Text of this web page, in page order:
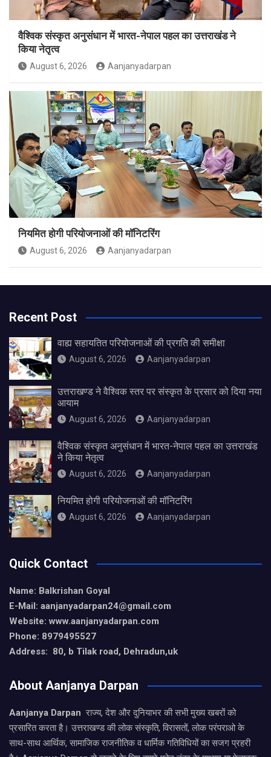
वैश्विक संस्कृत अनुसंधान में भारत-नेपाल पहल का उत्तराखंड ने
किया नेतृत्व
August 6, 2026 Aanjanyadarpan
नियमित होगी परियोजनाओं की मॉनिटरिंग
August 6, 2026 Aanjanyadarpan
Recent Post
वाह्य सहायतित परियोजनाओं की प्रगति की समीक्षा
August 6, 2026 Aanjanyadarpan
उत्तराखण्ड ने वैश्विक स्तर पर संस्कृत के प्रसार को दिया नया
आयाम
August 6, 2026 Aanjanyadarpan
वैश्विक संस्कृत अनुसंधान में भारत-नेपाल पहल का उत्तराखंड
ने किया नेतृत्व
August 6, 2026 Aanjanyadarpan
नियमित होगी परियोजनाओं की मॉनिटरिंग
August 6, 2026 Aanjanyadarpan
Quick Contact
Name: Balkrishan Goyal
E-Mail: aanjanyadarpan24@gmail.com
Website: www.aanjanyadarpan.com
Phone: 8979495527
Address: 80, b Tilak road, Dehradun,uk
About Aanjanya Darpan
Aanjanya Darpan राज्य, देश और दुनियाभर की सभी मुख्य खबरों को
प्रसारित करता है। उत्तराखण्ड की लोक संस्कृति, विरासतों, लोक परंपराओ के
साथ-साथ आर्थिक, सामाजिक राजनीतिक व धार्मिक गतिविधियों का सजग प्रहरी